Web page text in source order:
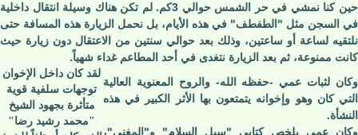
حين كنا نمشي في حر الشمس حوالي 3كم. لم تكن هناك وسيلة انتقال داخلية
في السجن مثل "الطفطف" في هذه الأيام، بل نحمل الزيارة هذه المسافة حتى
نلتقيه لساعة أو ساعتين، وذلك بعد حوالي سنتين من الاعتقال دون زيارة حيث
كانت ممنوعة، ثم بعد الزيارة نتغدى في أحد المطاعم غداء شهياً.
لقد كان داخل الإخوان
توجهات سلفية قوية
متأثرة بجهود الشيخ
"محمد رشيد رضا"
وكان لثبات عمي -حفظه الله- والروح المعنوية العالية
التي كان وهو وإخوانه يتمتعون بها الأثر الكبير في هذه
النشأة.
وكان عمي يلخص كتابي "سبل السلام" و"المغني"،